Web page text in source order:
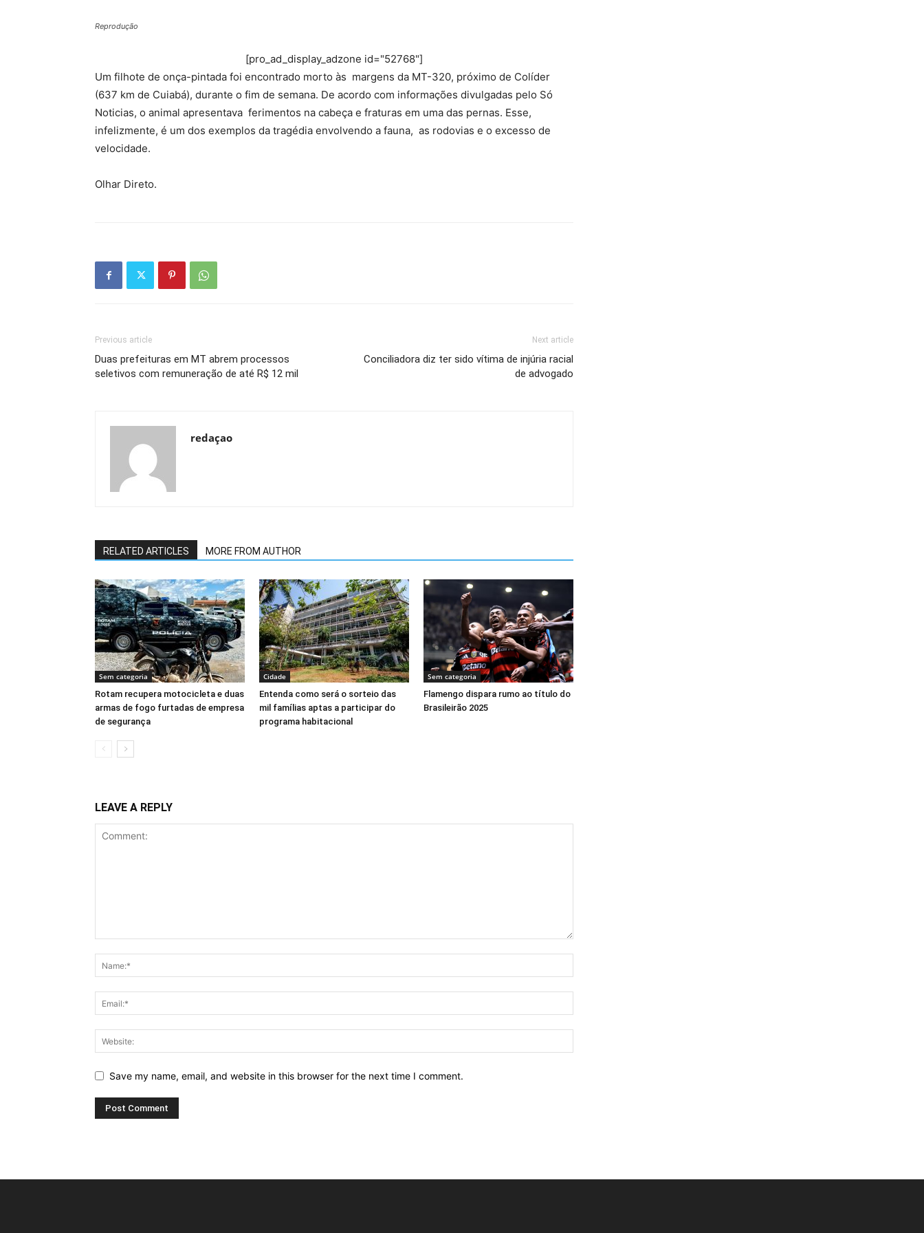
Reprodução
[pro_ad_display_adzone id="52768"]
Um filhote de onça-pintada foi encontrado morto às margens da MT-320, próximo de Colíder
(637 km de Cuiabá), durante o fim de semana. De acordo com informações divulgadas pelo Só
Noticias, o animal apresentava ferimentos na cabeça e fraturas em uma das pernas. Esse,
infelizmente, é um dos exemplos da tragédia envolvendo a fauna, as rodovias e o excesso de
velocidade.
Olhar Direto.
Previous article
Duas prefeituras em MT abrem processos
seletivos com remuneração de até R$ 12 mil
Next article
Conciliadora diz ter sido vítima de injúria racial
de advogado
redaçao
RELATED ARTICLES MORE FROM AUTHOR
Sem categoria
Rotam recupera motocicleta e duas
armas de fogo furtadas de empresa
de segurança
Cidade
Entenda como será o sorteio das
mil famílias aptas a participar do
programa habitacional
Sem categoria
Flamengo dispara rumo ao título do
Brasileirão 2025
LEAVE A REPLY
Save my name, email, and website in this browser for the next time I comment.